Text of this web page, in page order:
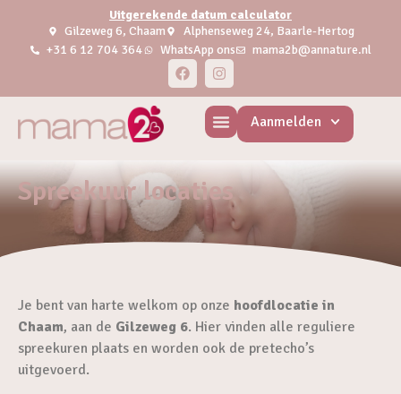
Uitgerekende datum calculator
Gilzeweg 6, Chaam
Alphenseweg 24, Baarle-Hertog
+31 6 12 704 364
WhatsApp ons mama2b@annature.nl
Aanmelden
Spreekuur locaties
Je bent van harte welkom op onze hoofdlocatie in
Chaam, aan de Gilzeweg 6. Hier vinden alle reguliere
spreekuren plaats en worden ook de pretecho’s
uitgevoerd.